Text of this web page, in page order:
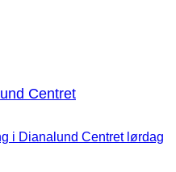
Centret
i Dianalund Centret lørdag